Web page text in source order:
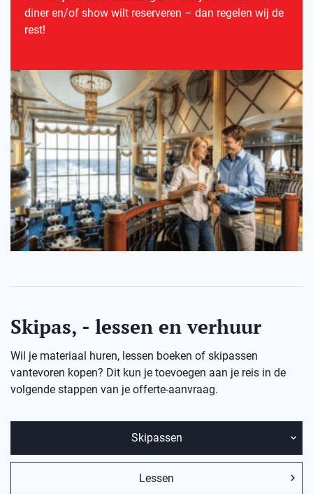
diner en/of show wilt reserveren – dan regelen wij de
rest!
Skipas, - lessen en verhuur
Wil je materiaal huren, lessen boeken of skipassen
vantevoren kopen? Dit kun je toevoegen aan je reis in de
volgende stappen van je offerte-aanvraag.
Skipassen
Lessen